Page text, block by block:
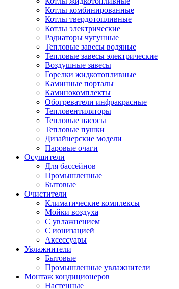
Котлы комбинированные
Котлы твердотопливные
Котлы электрические
Радиаторы чугунные
Тепловые завесы водяные
Тепловые завесы электрические
Воздушные завесы
Горелки жидкотопливные
Каминные порталы
Каминокомплекты
Обогреватели инфракрасные
Тепловентиляторы
Тепловые насосы
Тепловые пушки
Дизайнерские модели
Паровые очаги
Осушители
Для бассейнов
Промышленные
Бытовые
Очистители
Климатические комплексы
Мойки воздуха
С увлажнением
С ионизацией
Аксеcсуары
Увлажнители
Бытовые
Промышленные увлажнители
Монтаж кондиционеров
Настенные